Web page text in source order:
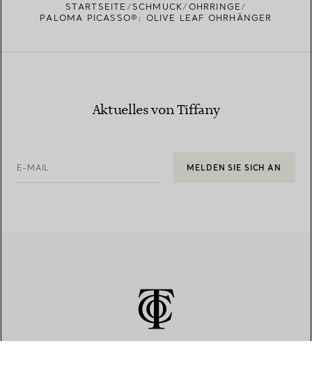
STARTSEITE SCHMUCK
OHRRINGE
PALOMA PICASSO®: OLIVE LEAF OHRHÄNGER
Aktuelles von Tiffany
E-MAIL MELDEN SIE SICH AN